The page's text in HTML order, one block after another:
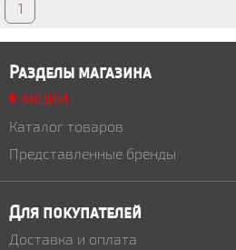
1
Разделы магазина
АКЦИИ
Каталог товаров
Представленные бренды
Для покупателей
Доставка и оплата